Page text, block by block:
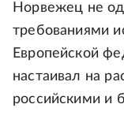
Норвежец не
требованиями
Европейской
настаивал на
российскими и